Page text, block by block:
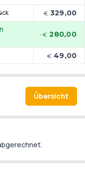
Kneipenmeile ohne
aus hat
die Stadt Leipzig bis
€ 329,00
-€ 280,00
€ 49,00
Übersicht